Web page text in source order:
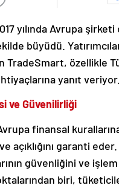
yılında Avrupa
büyüdü.
TradeSmart, özellikle
ihtiyaçlarına yanıt
ve Güvenilirliği
finansal
açıklığını garanti
güvenliğini ve
biri,